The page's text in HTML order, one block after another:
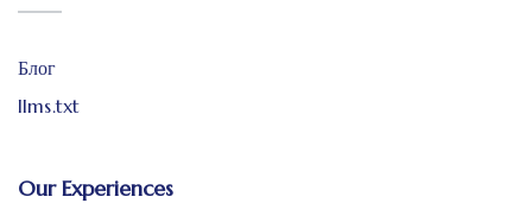
Блог
llms.txt
Our Experiences